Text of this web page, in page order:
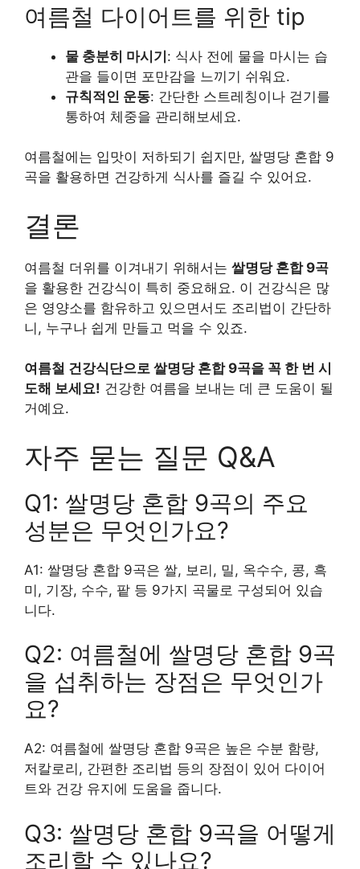
여름철 다이어트를 위한 tip
물 충분히 마시기: 식사 전에 물을 마시는 습
관을 들이면 포만감을 느끼기 쉬워요.
규칙적인 운동: 간단한 스트레칭이나 걷기를
통하여 체중을 관리해보세요.
여름철에는 입맛이 저하되기 쉽지만, 쌀명당 혼합 9
곡을 활용하면 건강하게 식사를 즐길 수 있어요.
결론
여름철 더위를 이겨내기 위해서는 쌀명당 혼합 9곡
을 활용한 건강식이 특히 중요해요. 이 건강식은 많
은 영양소를 함유하고 있으면서도 조리법이 간단하
니, 누구나 쉽게 만들고 먹을 수 있죠.
여름철 건강식단으로 쌀명당 혼합 9곡을 꼭 한 번 시
도해 보세요! 건강한 여름을 보내는 데 큰 도움이 될
거예요.
자주 묻는 질문 Q&A
Q1: 쌀명당 혼합 9곡의 주요
성분은 무엇인가요?
A1: 쌀명당 혼합 9곡은 쌀, 보리, 밀, 옥수수, 콩, 흑
미, 기장, 수수, 팥 등 9가지 곡물로 구성되어 있습
니다.
Q2: 여름철에 쌀명당 혼합 9곡
을 섭취하는 장점은 무엇인가
요?
A2: 여름철에 쌀명당 혼합 9곡은 높은 수분 함량,
저칼로리, 간편한 조리법 등의 장점이 있어 다이어
트와 건강 유지에 도움을 줍니다.
Q3: 쌀명당 혼합 9곡을 어떻게
조리할 수 있나요?